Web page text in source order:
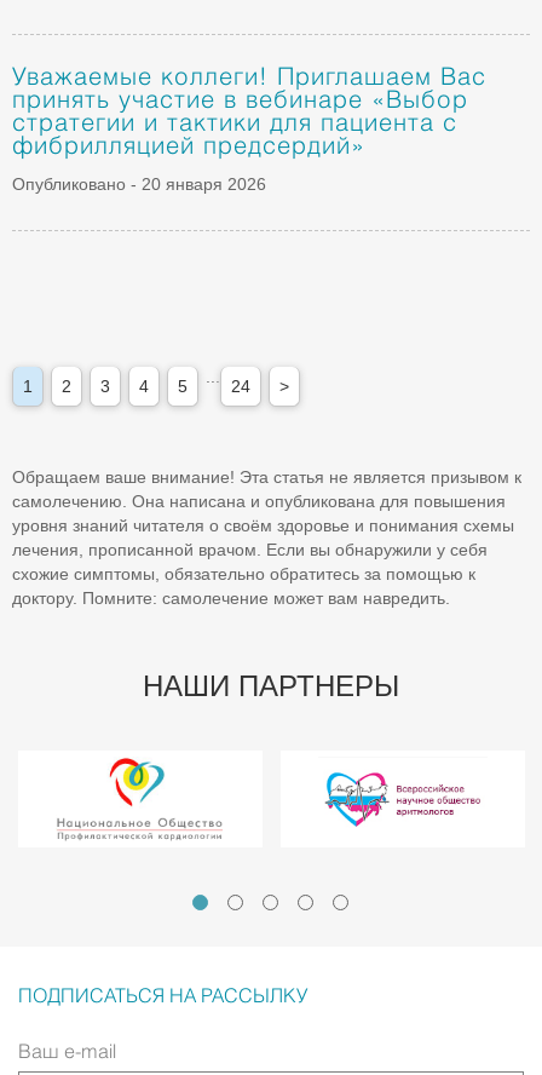
Уважаемые коллеги! Приглашаем Вас
принять участие в вебинаре «Выбор
стратегии и тактики для пациента с
фибрилляцией предсердий»
Опубликовано - 20 января 2026
1 2 3 4 5 24 >
Обращаем ваше внимание! Эта статья не является призывом к
самолечению. Она написана и опубликована для повышения
уровня знаний читателя о своём здоровье и понимания схемы
лечения, прописанной врачом. Если вы обнаружили у себя
схожие симптомы, обязательно обратитесь за помощью к
доктору. Помните: самолечение может вам навредить.
НАШИ ПАРТНЕРЫ
ПОДПИСАТЬСЯ НА РАССЫЛКУ
Ваш e-mail